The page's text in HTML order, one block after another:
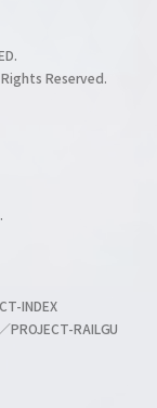
Rights Reserved.
INDEX
RAILGU